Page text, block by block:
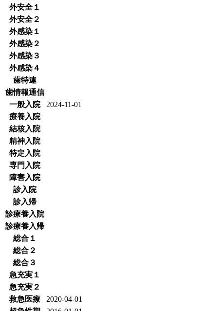
外安全１
外安全２
外感染１
外感染２
外感染３
外感染４
歯特連
歯情報通信
一般入院
2024-11-01
療養入院
結核入院
精神入院
特定入院
専門入院
障害入院
診入院
診入帰
診療養入院
診療養入帰
総合１
総合２
総合３
急充実１
急充実２
救急医療
2020-04-01